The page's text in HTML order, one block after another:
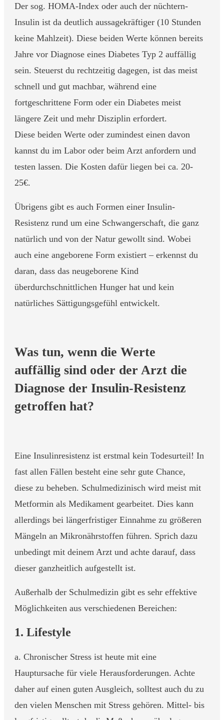
Der sog. HOMA-Index oder auch der nüchtern-
Insulin ist da deutlich aussagekräftiger (10 Stunden
keine Mahlzeit). Diese beiden Werte können bereits
Jahre vor Diagnose eines Diabetes Typ 2 auffällig
sein. Steuerst du rechtzeitig dagegen, ist das meist
schnell und gut machbar, während eine
fortgeschrittene Form oder ein Diabetes meist
längere Zeit und mehr Disziplin erfordert.
Diese beiden Werte oder zumindest einen davon
kannst du im Labor oder beim Arzt anfordern und
testen lassen. Die Kosten dafür liegen bei ca. 20-
25€.
Übrigens gibt es auch Formen einer Insulin-
Resistenz rund um eine Schwangerschaft, die ganz
natürlich und von der Natur gewollt sind. Wobei
auch eine angeborene Form existiert – erkennst du
daran, dass das neugeborene Kind
überdurchschnittlichen Hunger hat und kein
natürliches Sättigungsgefühl entwickelt.
Was tun, wenn die Werte
auffällig sind oder der Arzt die
Diagnose der Insulin-Resistenz
getroffen hat?
Eine Insulinresistenz ist erstmal kein Todesurteil! In
fast allen Fällen besteht eine sehr gute Chance,
diese zu beheben. Schulmedizinisch wird meist mit
Metformin als Medikament gearbeitet. Dies kann
allerdings bei längerfristiger Einnahme zu größeren
Mängeln an Mikronährstoffen führen. Sprich dazu
unbedingt mit deinem Arzt und achte darauf, dass
dieser ganzheitlich aufgestellt ist.
Außerhalb der Schulmedizin gibt es sehr effektive
Möglichkeiten aus verschiedenen Bereichen:
1. Lifestyle
a. Chronischer Stress ist heute mit eine
Hauptursache für viele Herausforderungen. Achte
daher auf einen guten Ausgleich, solltest auch du zu
den vielen Menschen mit Stress gehören. Mittel- bis